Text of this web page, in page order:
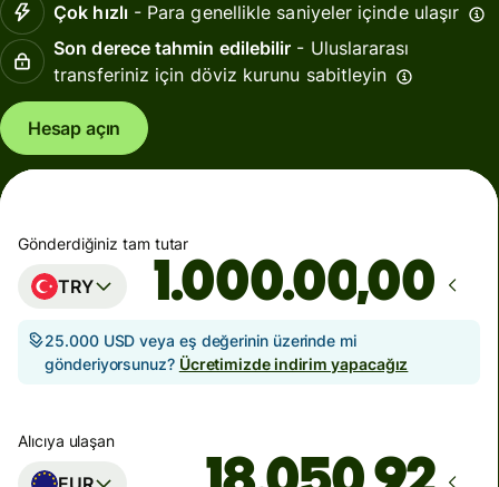
Çok hızlı- Para genellikle saniyeler içinde ulaşır
Son derece tahmin edilebilir - Uluslararası
transferiniz için döviz kurunu sabitleyin
Hesap açın
Gönderdiğiniz tam tutar
TRY ,00
25.000 USD veya eş değerinin üzerinde mi
gönderiyorsunuz? Ücretimizde indirim yapacağız
Alıcıya ulaşan